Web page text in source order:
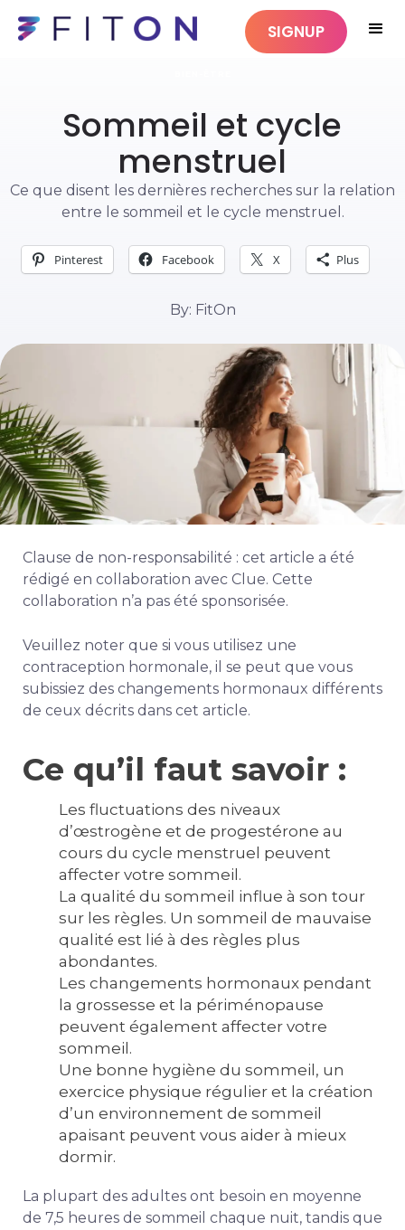
SIGNUP
Sommeil et cycle
menstruel
Ce que disent les dernières recherches sur la relation
entre le sommeil et le cycle menstruel.
Pinterest Facebook X Plus
By: FitOn
Clause de non-responsabilité : cet article a été
rédigé en collaboration avec Clue. Cette
collaboration n’a pas été sponsorisée.
Veuillez noter que si vous utilisez une
contraception hormonale, il se peut que vous
subissiez des changements hormonaux différents
de ceux décrits dans cet article.
Ce qu’il faut savoir :
Les fluctuations des niveaux
d’œstrogène et de progestérone au
cours du cycle menstruel peuvent
affecter votre sommeil.
La qualité du sommeil influe à son tour
sur les règles. Un sommeil de mauvaise
qualité est lié à des règles plus
abondantes.
Les changements hormonaux pendant
la grossesse et la périménopause
peuvent également affecter votre
sommeil.
Une bonne hygiène du sommeil, un
exercice physique régulier et la création
d’un environnement de sommeil
apaisant peuvent vous aider à mieux
dormir.
La plupart des adultes ont besoin en moyenne
de 7,5 heures de sommeil chaque nuit, tandis que